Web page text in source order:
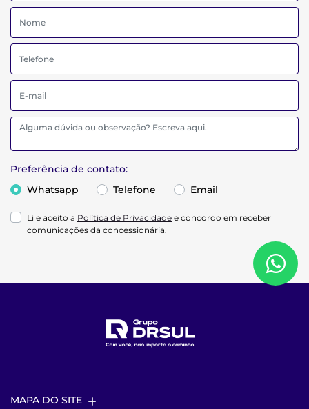
Preferência de contato:
Whatsapp
Telefone Email
Li e aceito a Política de Privacidade e concordo em receber
comunicações da concessionária.
MAPA DO SITE